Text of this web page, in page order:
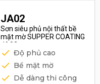
JA02
Sơn siêu phủ nội thất bề
mặt mờ SUPPER COATING
JA02
Độ phủ cao
Bề mặt mờ
Dễ dàng thi công